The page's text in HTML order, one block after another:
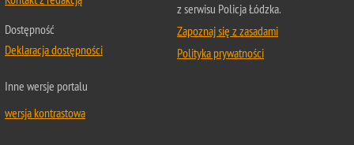
Dostępność
Deklaracja dostępności
z serwisu Policja Łódzka.
Zapoznaj się z zasadami
Polityka prywatności
Inne wersje portalu
wersja kontrastowa